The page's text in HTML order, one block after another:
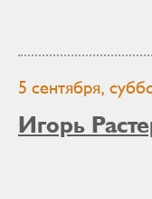
5 сентября,
Игорь